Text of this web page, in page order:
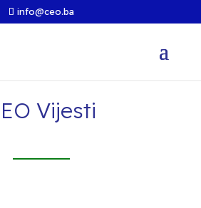
info@ceo.ba
Vijesti